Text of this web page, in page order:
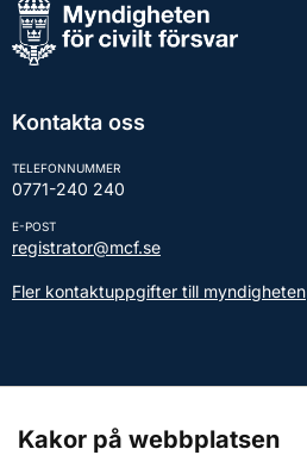
Kontakta oss
TELEFONNUMMER
0771-240 240
E-POST
registrator@mcf.se
Fler kontaktuppgifter till myndigheten
Kakor på webbplatsen